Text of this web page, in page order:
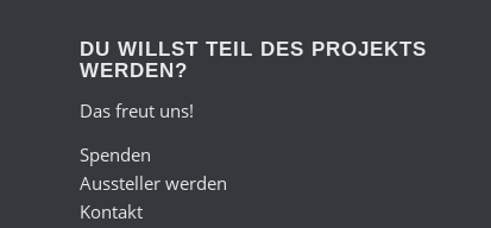
DU WILLST TEIL DES PROJEKTS
WERDEN?
Das freut uns!
Spenden
Aussteller werden
Kontakt